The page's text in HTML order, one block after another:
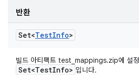
반환
Set<TestInfo>
빌드 아티팩트 test_mappings.zip에 설
Set<TestInfo> 입니다.